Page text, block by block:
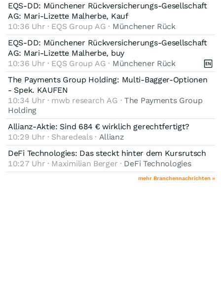
EQS-DD: Münchener Rückversicherungs-Gesellschaft
AG: Mari-Lizette Malherbe, Kauf
10:36 Uhr · EQS Group AG · Münchener Rück
EQS-DD: Münchener Rückversicherungs-Gesellschaft
AG: Mari-Lizette Malherbe, buy
10:36 Uhr · EQS Group AG · Münchener Rück
The Payments Group Holding: Multi-Bagger-Optionen
- Spek. KAUFEN
10:34 Uhr · mwb research AG · The Payments Group
Holding
Allianz-Aktie: Sind 684 € wirklich gerechtfertigt?
10:29 Uhr · Sharedeals · Allianz
DeFi Technologies: Das steckt hinter dem Kursrutsch
10:27 Uhr · Maximilian Berger · DeFi Technologies
mehr Branchennachrichten »